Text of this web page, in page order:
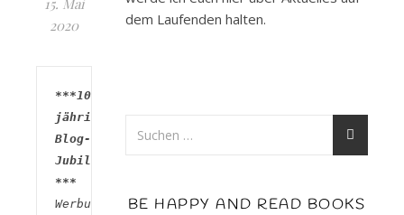
15. Mai
2020
***10
jähriges
Blog-
Jubiläum
***
Werbung
dem Laufenden halten.
BE HAPPY AND READ BOOKS